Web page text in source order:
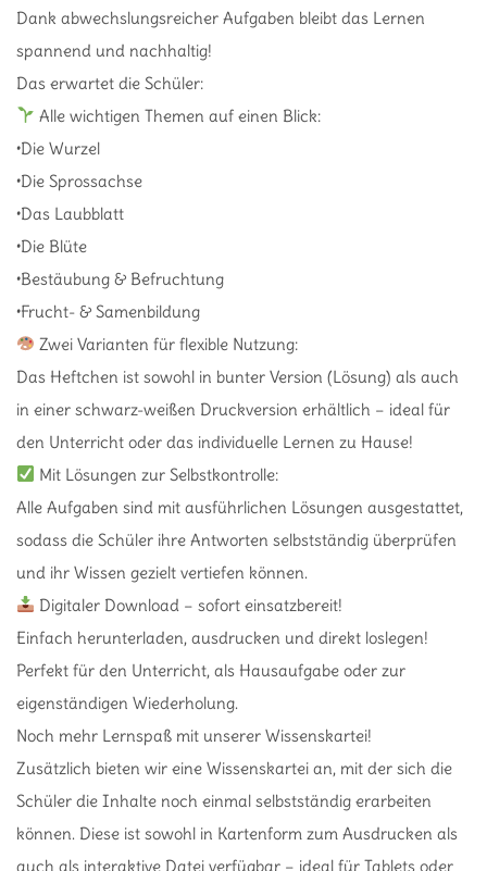
Dank abwechslungsreicher Aufgaben bleibt das Lernen
spannend und nachhaltig!
Das erwartet die Schüler:
Alle wichtigen Themen auf einen Blick:
•Die Wurzel
•Die Sprossachse
•Das Laubblatt
•Die Blüte
•Bestäubung & Befruchtung
•Frucht- & Samenbildung
Zwei Varianten für flexible Nutzung:
Das Heftchen ist sowohl in bunter Version (Lösung) als auch
in einer schwarz-weißen Druckversion erhältlich – ideal für
den Unterricht oder das individuelle Lernen zu Hause!
Mit Lösungen zur Selbstkontrolle:
Alle Aufgaben sind mit ausführlichen Lösungen ausgestattet,
sodass die Schüler ihre Antworten selbstständig überprüfen
und ihr Wissen gezielt vertiefen können.
Digitaler Download – sofort einsatzbereit!
Einfach herunterladen, ausdrucken und direkt loslegen!
Perfekt für den Unterricht, als Hausaufgabe oder zur
eigenständigen Wiederholung.
Noch mehr Lernspaß mit unserer Wissenskartei!
Zusätzlich bieten wir eine Wissenskartei an, mit der sich die
Schüler die Inhalte noch einmal selbstständig erarbeiten
können. Diese ist sowohl in Kartenform zum Ausdrucken als
auch als interaktive Datei verfügbar – ideal für Tablets oder